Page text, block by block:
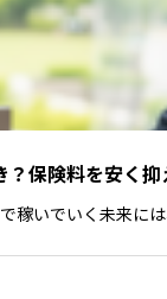
？保険料を安く
稼いでいく未来に